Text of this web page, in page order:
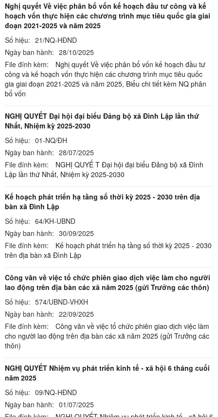
Nghị quyết Về việc phân bổ vốn kế hoạch đầu tư công và kế
hoạch vốn thực hiện các chương trình mục tiêu quốc gia giai
đoạn 2021-2025 và năm 2025
Số hiệu: 21/NQ-HĐND
Ngày ban hành: 28/10/2025
File đính kèm:
Nghị quyết Về việc phân bổ vốn kế hoạch đầu tư
công và kế hoạch vốn thực hiện các chương trình mục tiêu quốc
gia giai đoạn 2021-2025 và năm 2025, Biểu chi tiết kèm NQ phân
bổ vốn
NGHỊ QUYẾT Đại hội đại biểu Đảng bộ xã Đình Lập lần thứ
Nhất, Nhiệm kỳ 2025-2030
Số hiệu: 01-NQ/ĐH
Ngày ban hành: 28/07/2025
File đính kèm:
NGHỊ QUYẾ T Đại hội đại biểu Đảng bộ xã Đình
Lập lần thứ Nhất, Nhiệm kỳ 2025-2030
Kế hoạch phát triển hạ tầng số thời kỳ 2025 - 2030 trên địa
bàn xã Đình Lập
Số hiệu: 64/KH-UBND
Ngày ban hành: 30/09/2025
File đính kèm:
Kế hoạch phát triển hạ tầng số thời kỳ 2025 - 2030
trên địa bàn xã Đình Lập
Công văn về việc tổ chức phiên giao dịch việc làm cho người
lao động trên địa bàn các xã năm 2025 (gửi Trưởng các thôn)
Số hiệu: 574/UBND-VHXH
Ngày ban hành: 22/09/2025
File đính kèm:
Công văn về việc tổ chức phiên giao dịch việc làm
cho người lao động trên địa bàn các xã năm 2025 (gửi Trưởng các
thôn)
NGHỊ QUYẾT Nhiệm vụ phát triển kinh tế - xã hội 6 tháng cuối
năm 2025
Số hiệu: 09/NQ-HĐND
Ngày ban hành: 01/07/2025